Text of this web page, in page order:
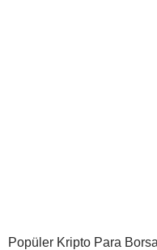
Popüler Kripto Para